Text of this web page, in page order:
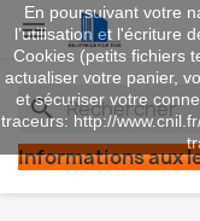

search
Informations aux
En poursuivant votre
l’utilisation et l'écriture
Cookies (petits fichiers
actualiser votre panier,
et sécuriser votre
traceurs: http://